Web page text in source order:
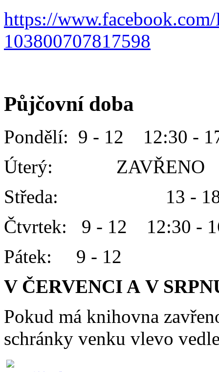
https://
103800707817598
Půjčovní doba
Pondělí: 9 - 12 12:30 -
Úterý: ZAVŘENO
Středa: 13 -
Čtvrtek: 9 - 12 12:30 -
Pátek: 9 - 12
V ČERVENCI A V
Pokud má knihovna
schránky venku vlevo